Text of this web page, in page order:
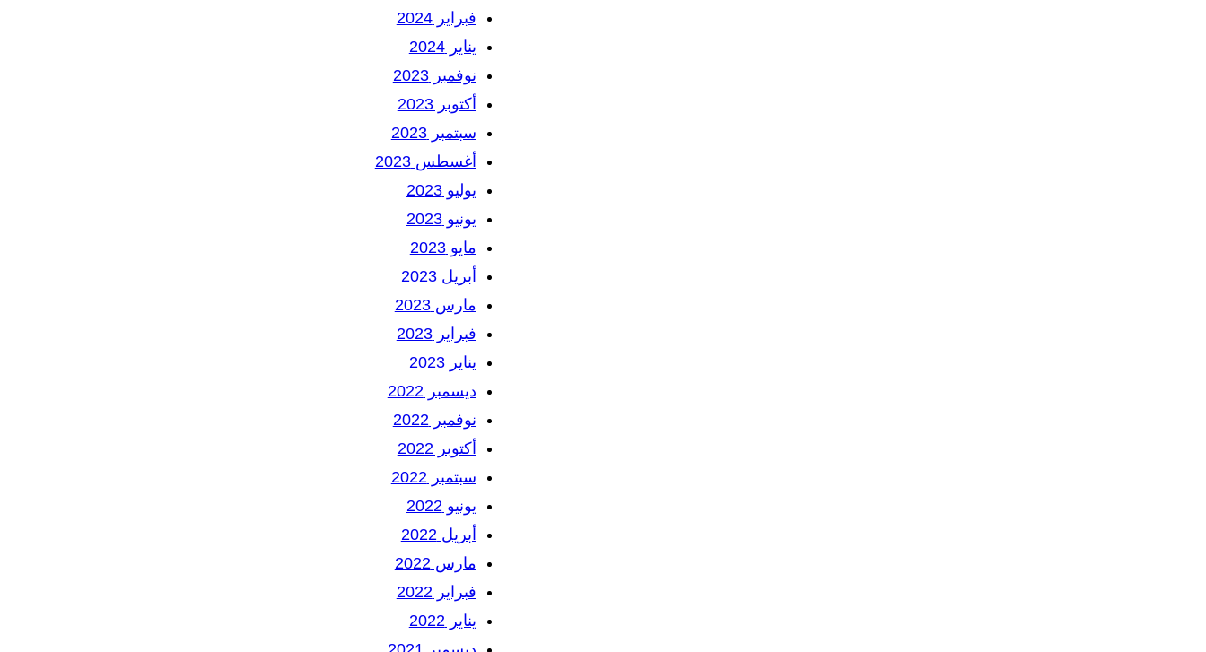
فبراير 2024
يناير 2024
نوفمبر 2023
أكتوبر 2023
سبتمبر 2023
أغسطس 2023
يوليو 2023
يونيو 2023
مايو 2023
أبريل 2023
مارس 2023
فبراير 2023
يناير 2023
ديسمبر 2022
نوفمبر 2022
أكتوبر 2022
سبتمبر 2022
يونيو 2022
أبريل 2022
مارس 2022
فبراير 2022
يناير 2022